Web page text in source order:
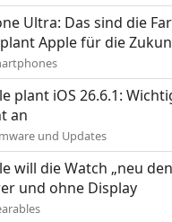
Ultra: Das sind die
Apple für die
plant iOS 26.6.1:
an
und Updates
will die Watch „neu
und ohne Display